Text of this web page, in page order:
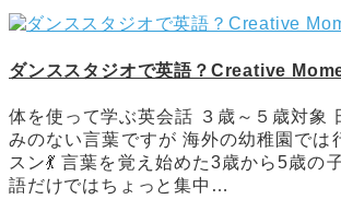
ダンススタジオで英語？Creative
体を使って学ぶ英会話 ３歳～５歳対象
みのない言葉ですが 海外の幼稚園では
スン💃 言葉を覚え始めた3歳から5歳の
語だけではちょっと集中…